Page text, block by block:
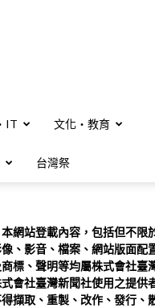
IT 文化・教育
台灣祭
本網站登載內容，包括但不限
、影音、檔案、網站版面配
標、聲明等均屬株式會社臺
會社臺灣新聞社使用之提供
擷取、重製、改作、發行、